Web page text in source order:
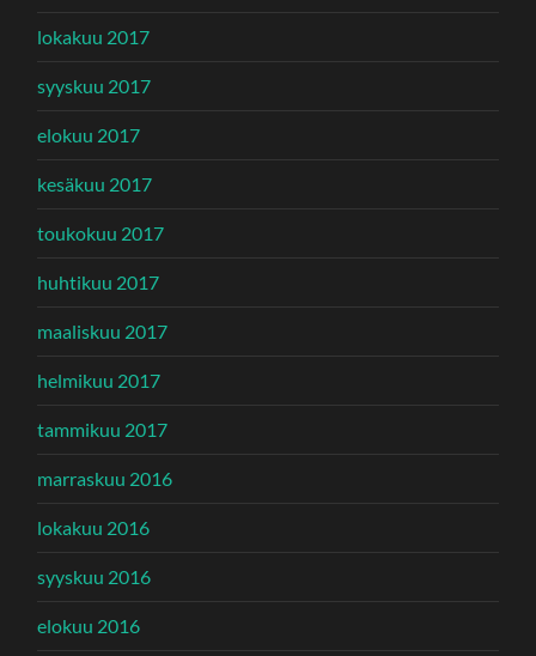
lokakuu 2017
syyskuu 2017
elokuu 2017
kesäkuu 2017
toukokuu 2017
huhtikuu 2017
maaliskuu 2017
helmikuu 2017
tammikuu 2017
marraskuu 2016
lokakuu 2016
syyskuu 2016
elokuu 2016